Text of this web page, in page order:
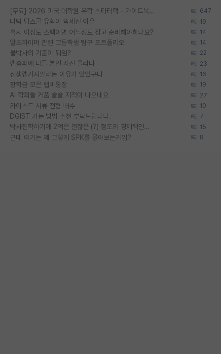
[무료] 2026 미국 대학원 유학 스타터팩 - 가이드북 & 합격자 컨택메일 템플릿 647
미박 탑스쿨 유학이 빡세진 이유 19
혹시 이정도 스펙이면 어느정도 잡고 준비해야하나요? 14
알츠하이머 관련 고등학생 탐구 포트폴리오 14
물박사의 기준이 뭐임? 22
랩홈피에 다들 본인 사진 올리냐 23
신생랩가지말라는 이유가 있었구나 16
장학금 모은 랩비통장 19
AI 학회들 거품 슬슬 지적이 나오네요 27
카이스트 서류 전형 배수 10
DGIST 가는 방법 추천 부탁드립니다. 7
박사진학하기에 2억은 괜찮은 (?) 정도의 경제력인가요 15
근데 여기는 왜 그렇게 SPK를 물어보는거임? 8